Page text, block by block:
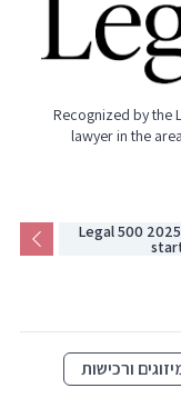
Recognized by the
lawyer in the
Legal 500
ורכישות